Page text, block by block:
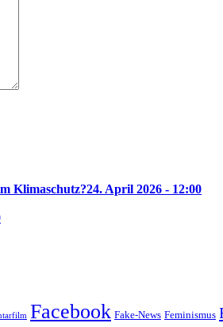
Klimaschutz?24. April 2026 - 12:00
Facebook Fake-News Feminismus